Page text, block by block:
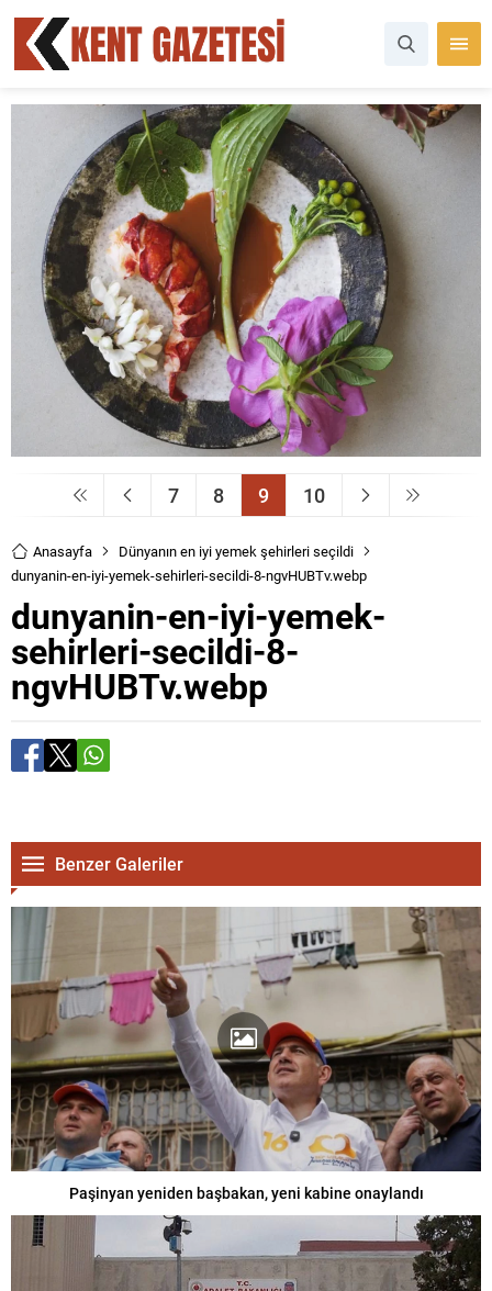
7 8 9 10
Anasayfa
Dünyanın en iyi yemek şehirleri seçildi
dunyanin-en-iyi-yemek-sehirleri-secildi-8-ngvHUBTv.webp
dunyanin-en-iyi-yemek-
sehirleri-secildi-8-
ngvHUBTv.webp
Benzer Galeriler
Paşinyan yeniden başbakan, yeni kabine onaylandı